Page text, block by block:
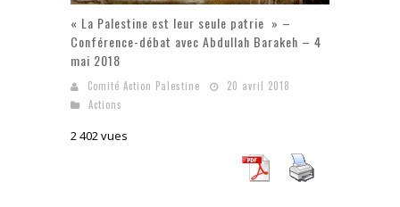
« La Palestine est leur seule patrie » –
Conférence-débat avec Abdullah Barakeh – 4
mai 2018
Comité Action Palestine
20 avril 2018
Actions
2 402 vues